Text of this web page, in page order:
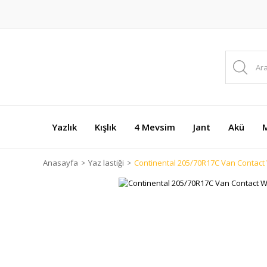
Yazlık Kışlık 4 Mevsim Jant Akü
Anasayfa Yaz lastiği Continental 205/70R17C Van Contact